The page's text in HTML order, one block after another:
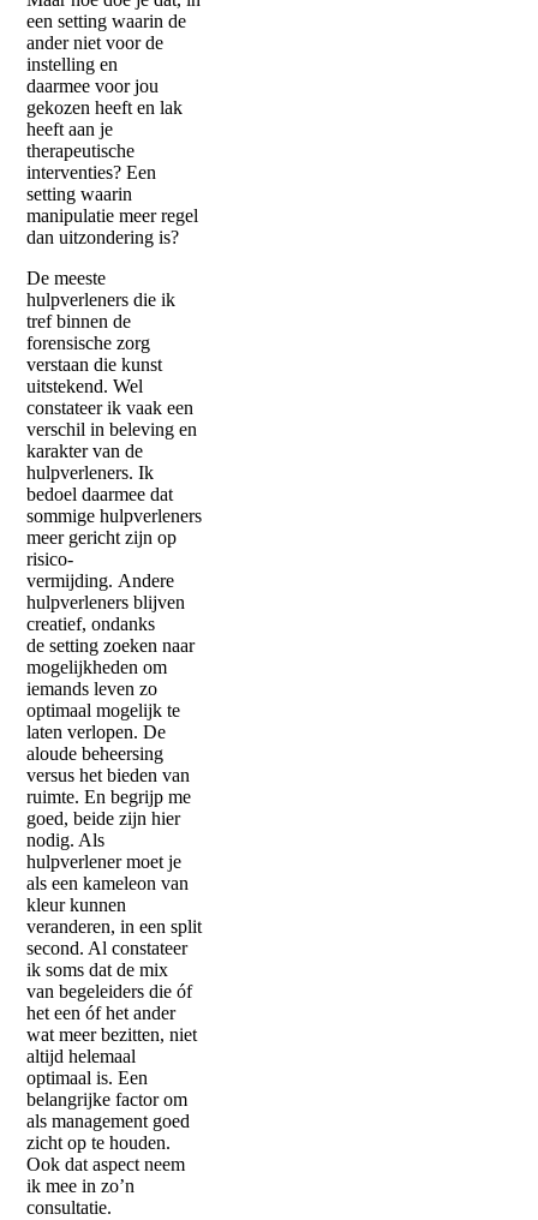
een setting waarin de
ander niet voor de
instelling en
daarmee voor jou
gekozen heeft en lak
heeft aan je
therapeutische
interventies? Een
setting waarin
manipulatie meer regel
dan uitzondering is?
De meeste
hulpverleners die ik
tref binnen de
forensische zorg
verstaan die kunst
uitstekend. Wel
constateer ik vaak een
verschil in beleving en
karakter van de
hulpverleners. Ik
bedoel daarmee dat
sommige hulpverleners
meer gericht zijn op
risico-
vermijding. Andere
hulpverleners blijven
creatief, ondanks
de setting zoeken naar
mogelijkheden om
iemands leven zo
optimaal mogelijk te
laten verlopen. De
aloude beheersing
versus het bieden van
ruimte. En begrijp me
goed, beide zijn hier
nodig. Als
hulpverlener moet je
als een kameleon van
kleur kunnen
veranderen, in een split
second. Al constateer
ik soms dat de mix
van begeleiders die óf
het een óf het ander
wat meer bezitten, niet
altijd helemaal
optimaal is. Een
belangrijke factor om
als management goed
zicht op te houden.
Ook dat aspect neem
ik mee in zo’n
consultatie.